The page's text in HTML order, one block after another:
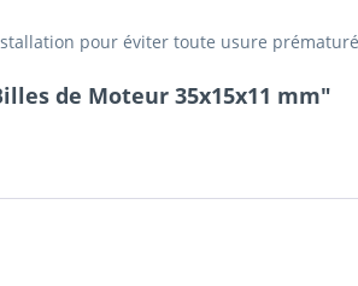
pour éviter toute usure
de Moteur 35x15x11 mm"